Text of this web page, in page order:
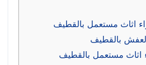
اثاث مستعمل بالقطيف
بالقطيف
اثاث مستعمل بالقطيف